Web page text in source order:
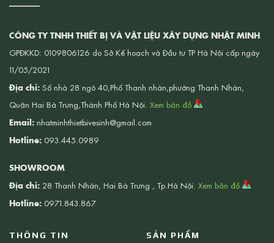
CÔNG TY TNHH THIẾT BỊ VÀ VẬT LIỆU XÂY DỰNG NHẬT MINH
GPĐKKD: 0109806126 do Sở Kế hoạch và Đầu tư TP Hà Nội cấp ngày
11/05/2021
Địa chỉ: Số nhà 28 ngõ 40,Phố Thanh nhàn,phường Thanh Nhàn,
Quận Hai Bà Trưng,Thành Phố Hà Nội. Xem bản đồ
Email: nhatminhthietbivesinh@gmail.com
Hotline: 093.445.0989
SHOWROOM
Địa chỉ: 28 Thanh Nhàn, Hai Bà Trưng , Tp.Hà Nội. Xem bản đồ
Hotline: 0971.843.867
THÔNG TIN SẢN PHẨM